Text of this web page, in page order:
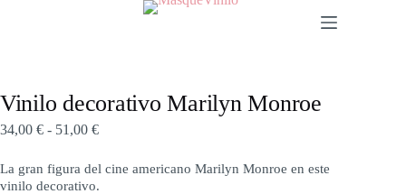
Vinilo decorativo Marilyn Monroe
34,00 € - 51,00 €
La gran figura del cine americano Marilyn Monroe en este
vinilo decorativo.